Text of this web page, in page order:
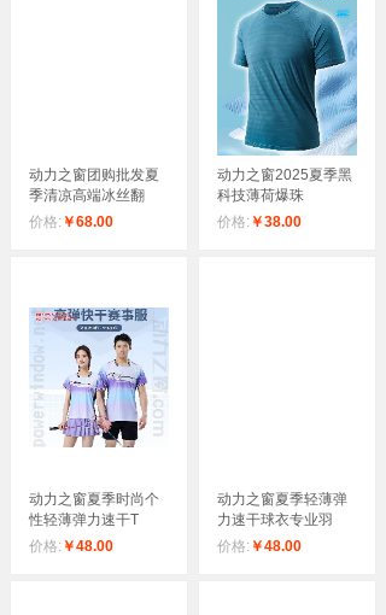
动力之窗团购批发夏
季清凉高端冰丝翻
价格: ￥68.00
动力之窗2025夏季黑
科技薄荷爆珠
价格: ￥38.00
动力之窗夏季时尚个
性轻薄弹力速干T
价格: ￥48.00
动力之窗夏季轻薄弹
力速干球衣专业羽
价格: ￥48.00